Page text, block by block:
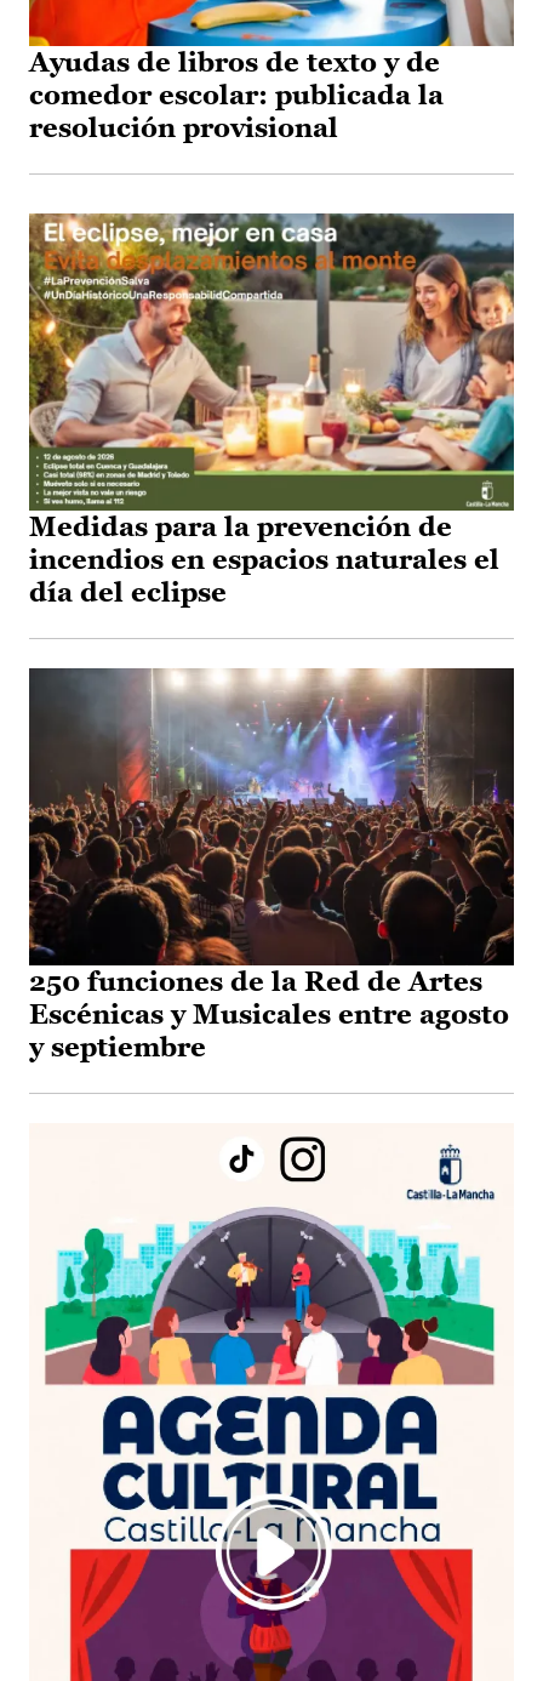
Ayudas de libros de texto y de
comedor escolar: publicada la
resolución provisional
Medidas para la prevención de
incendios en espacios naturales el
día del eclipse
250 funciones de la Red de Artes
Escénicas y Musicales entre agosto
y septiembre